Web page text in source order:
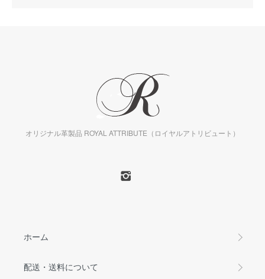
オリジナル革製品 ROYAL ATTRIBUTE（ロイヤルアトリビュート）
ホーム
配送・送料について